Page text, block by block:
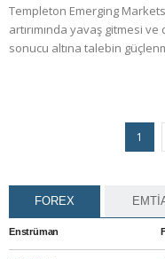
Templeton Emerging
artırımında yavaş gitmesi
sonucu altına talebin
1
FOREX
Enstrüman